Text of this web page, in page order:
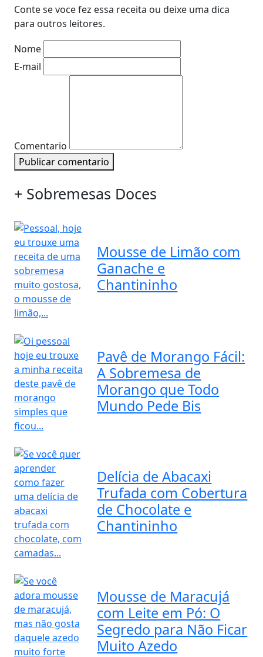
Conte se voce fez essa receita ou deixe uma dica
para outros leitores.
Nome
E-mail
Comentario
Publicar comentario
+ Sobremesas Doces
Mousse de Limão com
Ganache e
Chantininho
Pavê de Morango Fácil:
A Sobremesa de
Morango que Todo
Mundo Pede Bis
Delícia de Abacaxi
Trufada com Cobertura
de Chocolate e
Chantininho
Mousse de Maracujá
com Leite em Pó: O
Segredo para Não Ficar
Muito Azedo